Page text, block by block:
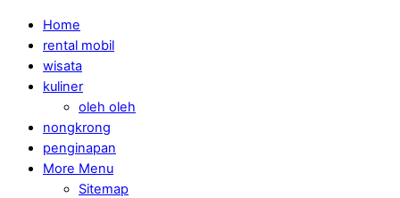
Home
rental mobil
wisata
kuliner
oleh oleh
nongkrong
penginapan
More Menu
Sitemap